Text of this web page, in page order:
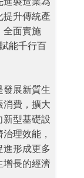
提升傳統產
全面實施
能千行百
發展新質生
費，擴大
型基礎設
理效能，
進形成更多
增長的經濟